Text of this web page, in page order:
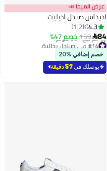
7
عرض الميجا 📣
اديداس صندل اديليت
4.3
1.2K
84
159 خصم 47%
#14 في صنادل رجالية
أقل سعر في 7 يوم
تم بيع +50 مؤخرًا
#14 في صنادل رجالية
خصم إضافي %20
يوصلك في57 دقيقة